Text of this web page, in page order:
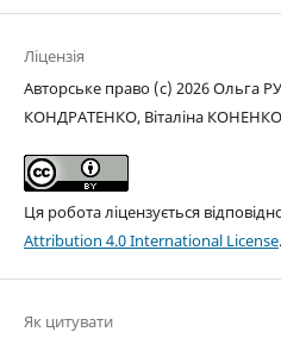
Ліцензія
Авторське право (c) 2026 Ольга
КОНДРАТЕНКО, Віталіна КОНЕНКО
Ця робота ліцензується
Attribution 4.0 International License.
Як цитувати